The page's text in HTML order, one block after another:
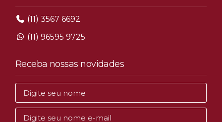
(11) 3567 6692
(11) 96595 9725
Receba nossas novidades